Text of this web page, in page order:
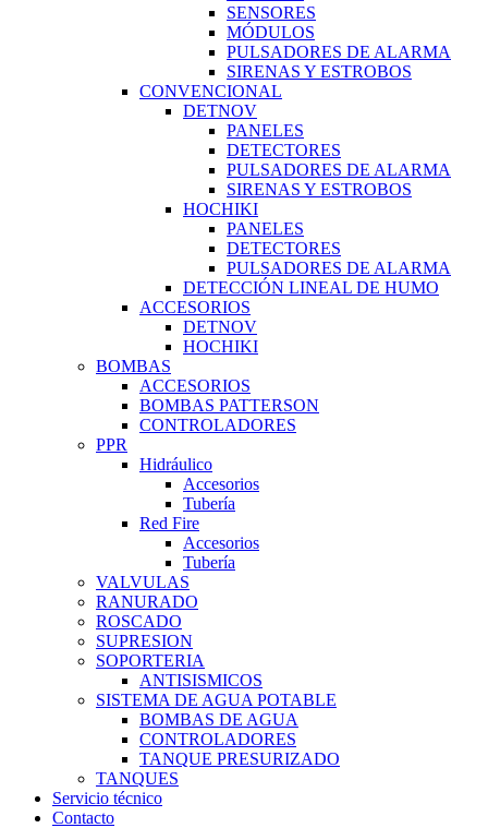
SENSORES
MÓDULOS
PULSADORES DE ALARMA
SIRENAS Y ESTROBOS
CONVENCIONAL
DETNOV
PANELES
DETECTORES
PULSADORES DE ALARMA
SIRENAS Y ESTROBOS
HOCHIKI
PANELES
DETECTORES
PULSADORES DE ALARMA
DETECCIÓN LINEAL DE HUMO
ACCESORIOS
DETNOV
HOCHIKI
BOMBAS
ACCESORIOS
BOMBAS PATTERSON
CONTROLADORES
PPR
Hidráulico
Accesorios
Tubería
Red Fire
Accesorios
Tubería
VALVULAS
RANURADO
ROSCADO
SUPRESION
SOPORTERIA
ANTISISMICOS
SISTEMA DE AGUA POTABLE
BOMBAS DE AGUA
CONTROLADORES
TANQUE PRESURIZADO
TANQUES
Servicio técnico
Contacto